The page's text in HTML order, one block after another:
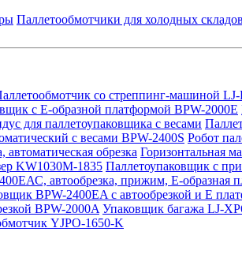
Паллетообмотчики для холодных складов
со стреппинг-машиной
с Е-образной платформой BPW-2000E
для паллетоупаковщика с весами
с весами BPW-2400S Робот
обрезка Горизонтальная
KW1030M-1835 Паллетоупаковщик с
автообрезка, прижим, Е-образная
BPW-2400EA с автообрезкой и Е
BPW-2000A Упаковщик багажа LJ-
YJPO-1650-K